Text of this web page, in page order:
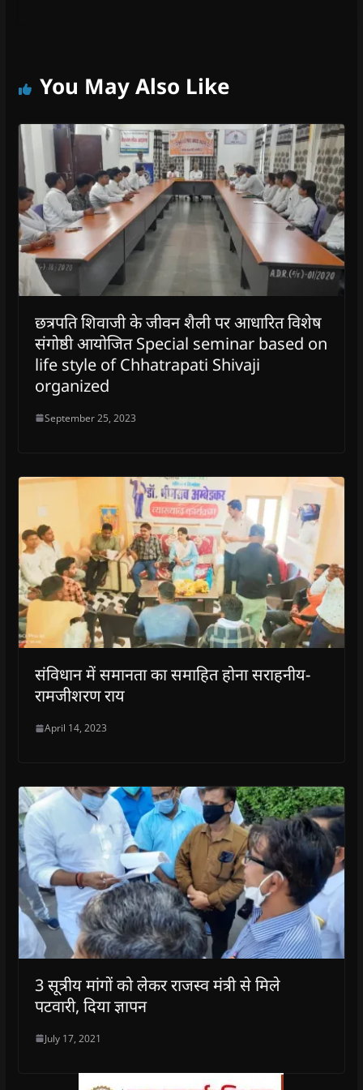
You May Also Like
छत्रपति शिवाजी के जीवन शैली पर आधारित विशेष
संगोष्ठी आयोजित Special seminar based on
life style of Chhatrapati Shivaji
organized
September 25, 2023
संविधान में समानता का समाहित होना सराहनीय-
रामजीशरण राय
April 14, 2023
3 सूत्रीय मांगों को लेकर राजस्व मंत्री से मिले
पटवारी, दिया ज्ञापन
July 17, 2021